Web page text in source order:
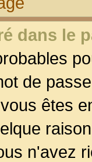
dans le
de
êtes
n'avez